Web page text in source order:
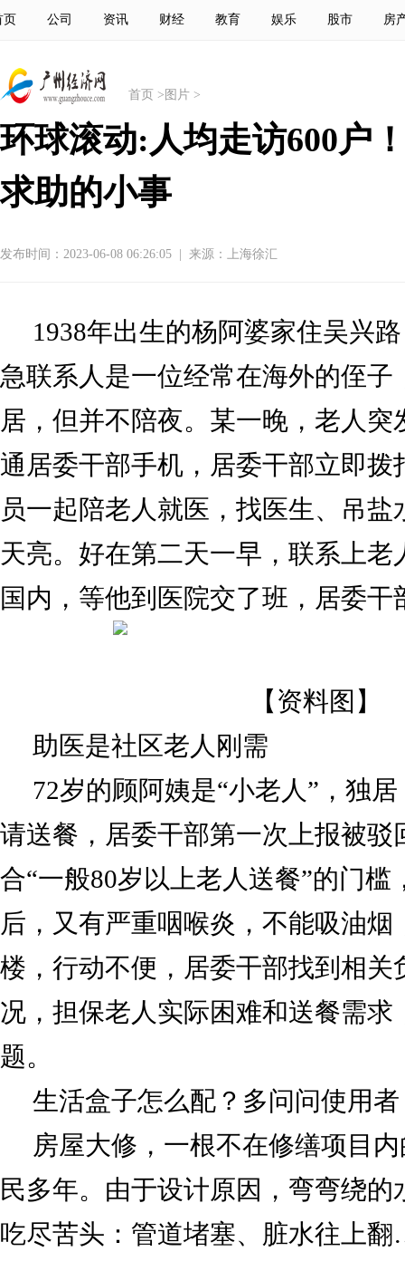
页 公司 资讯 财经 教育 娱乐 股市 房
首页 > 图片 >
环球滚动:人均走访600户
求助的小事
发布时间：2023-06-08 06:26:05 来源：上海徐汇
1938年出生的杨阿婆家住吴兴
急联系人是一位经常在海外的侄子
居，但并不陪夜。某一晚，老人
通居委干部手机，居委干部立即拨
员一起陪老人就医，找医生、吊
天亮。好在第二天一早，联系上老
国内，等他到医院交了班，居委干
【资料图】
助医是社区老人刚需
72岁的顾阿姨是“小老人”，独
请送餐，居委干部第一次上报被驳
合“一般80岁以上老人送餐”的门槛
后，又有严重咽喉炎，不能吸油烟
楼，行动不便，居委干部找到相关
况，担保老人实际困难和送餐需求
题。
生活盒子怎么配？多问问使用者
房屋大修，一根不在修缮项目
民多年。由于设计原因，弯弯绕
吃尽苦头：管道堵塞、脏水往上